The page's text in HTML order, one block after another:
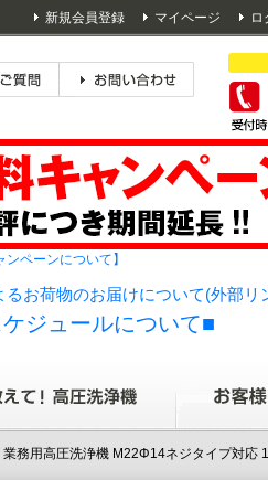
新規会員登録 マイページ ロ
ンペーンについて】
お荷物のお届けについて(外部
ジュールについて■
務用高圧洗浄機 M22Φ14ネジタイプ対応